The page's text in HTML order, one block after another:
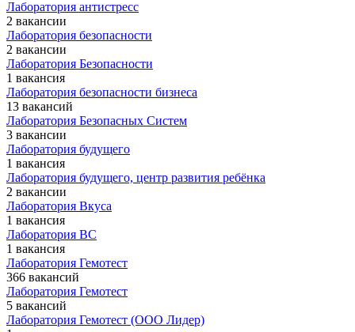
Лаборатория антистресс
2 вакансии
Лаборатория безопасности
2 вакансии
Лаборатория Безопасности
1 вакансия
Лаборатория безопасности бизнеса
13 вакансий
Лаборатория Безопасных Систем
3 вакансии
Лаборатория будущего
1 вакансия
Лаборатория будущего, центр развития ребёнка
2 вакансии
Лаборатория Вкуса
1 вакансия
Лаборатория ВС
1 вакансия
Лаборатория Гемотест
366 вакансий
Лаборатория Гемотест
5 вакансий
Лаборатория Гемотест (ООО Лидер)